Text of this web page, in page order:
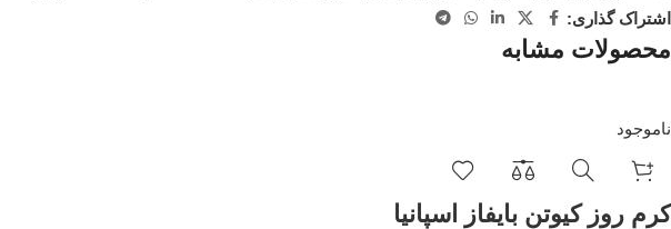
اشتراک گذاری:
محصولات مشابه
ناموجود
کرم روز کیوتن بایفاز اسپانیا